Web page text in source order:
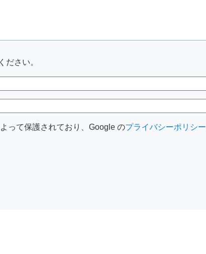
ださい。
って保護されており、Google のプライバシーポリシー